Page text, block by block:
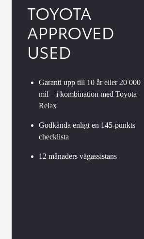
Från 360 900 kr
Från 3 548 kr/mån
Easy Billån
TOYOTA
APPROVED
USED
Garanti upp till 10 år eller 20 000
mil – i kombination med Toyota
Relax
Godkända enligt en 145-punkts
checklista
12 månaders vägassistans